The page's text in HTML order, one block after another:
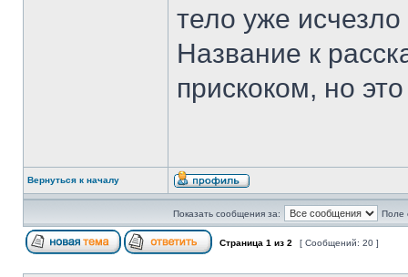
тело уже
Название к
прискоком, но
Вернуться к началу
Показать сообщения за: Поле
Страница 1 из 2 [ Сообщений: 20 ]